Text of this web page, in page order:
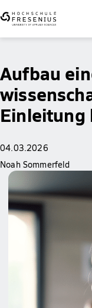
Aufbau
Einleitung
04.03.2026
Noah Sommerfeld